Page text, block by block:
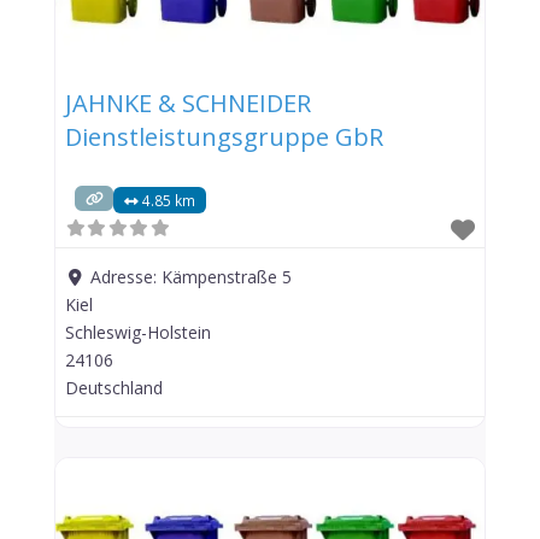
JAHNKE & SCHNEIDER
Dienstleistungsgruppe GbR
4.85 km
Adresse: Kämpenstraße 5
Kiel
Schleswig-Holstein
24106
Deutschland